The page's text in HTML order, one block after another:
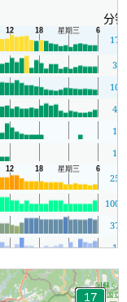
分钟
17
3
10
4
1
1
25
1007
37
1